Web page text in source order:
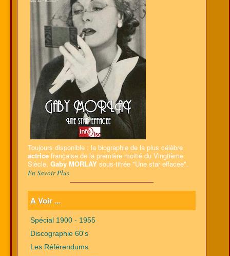
Toujours disponible : la biographie de la plus célèbre
actrice française de la première moitié du Vingtième
Siècle, Gaby MORLAY sous-titrée "Une star effacée".
En Savoir Plus
A Voir ...
Spécial 1900 - 1955
Discographie 60's
Les Référendums